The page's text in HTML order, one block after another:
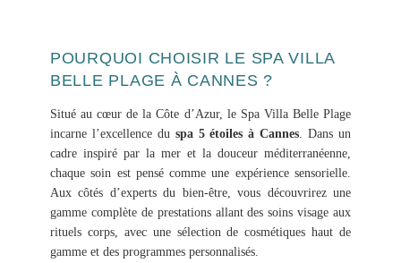
POURQUOI CHOISIR LE SPA VILLA
BELLE PLAGE À CANNES ?
Situé au cœur de la Côte d’Azur, le Spa Villa Belle Plage
incarne l’excellence du spa 5 étoiles à Cannes . Dans un
cadre inspiré par la mer et la douceur méditerranéenne,
chaque soin est pensé comme une expérience sensorielle.
Aux côtés d’experts du bien-être, vous découvrirez une
gamme complète de prestations allant des soins visage aux
rituels corps, avec une sélection de cosmétiques haut de
gamme et des programmes personnalisés.